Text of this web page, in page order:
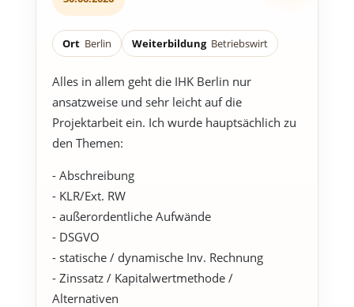
Ort Berlin Weiterbildung Betriebswirt
Alles in allem geht die IHK Berlin nur
ansatzweise und sehr leicht auf die
Projektarbeit ein. Ich wurde hauptsächlich zu
den Themen:
- Abschreibung
- KLR/Ext. RW
- außerordentliche Aufwände
- DSGVO
- statische / dynamische Inv. Rechnung
- Zinssatz / Kapitalwertmethode /
Alternativen